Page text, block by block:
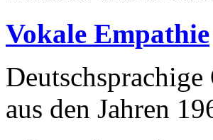
Vokale Empathie
aus den Jahren